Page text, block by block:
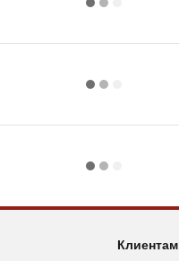
Клиентам